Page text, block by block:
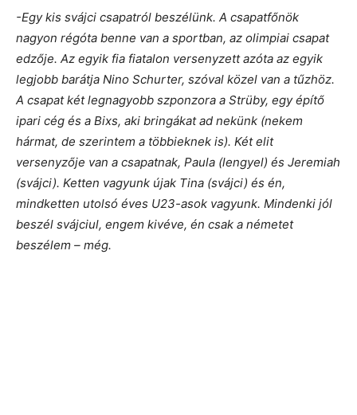
-Egy kis svájci csapatról beszélünk. A csapatfőnök
nagyon régóta benne van a sportban, az olimpiai csapat
edzője. Az egyik fia fiatalon versenyzett azóta az egyik
legjobb barátja Nino Schurter, szóval közel van a tűzhöz.
A csapat két legnagyobb szponzora a Strüby, egy építő
ipari cég és a Bixs, aki bringákat ad nekünk (nekem
hármat, de szerintem a többieknek is). Két elit
versenyzője van a csapatnak, Paula (lengyel) és Jeremiah
(svájci). Ketten vagyunk újak Tina (svájci) és én,
mindketten utolsó éves U23-asok vagyunk. Mindenki jól
beszél svájciul, engem kivéve, én csak a németet
beszélem – még.